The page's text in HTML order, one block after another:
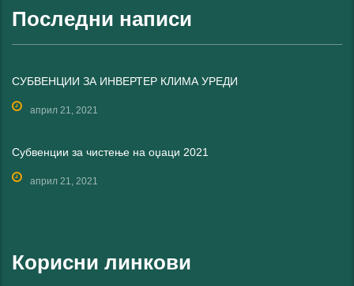
Последни написи
СУБВЕНЦИИ ЗА ИНВЕРТЕР КЛИМА УРЕДИ
април 21, 2021
Субвенции за чистење на оџаци 2021
април 21, 2021
Корисни линкови